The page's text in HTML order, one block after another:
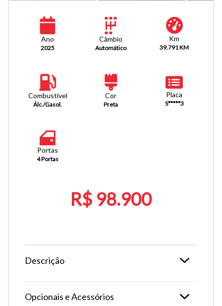
Ano
2025
Câmbio
Automático
Km
39.791 KM
Combustível
Álc./Gasol.
Cor
Preta
Placa
S*****3
Portas
4 Portas
R$ 98.900
Descrição
Opcionais e Acessórios